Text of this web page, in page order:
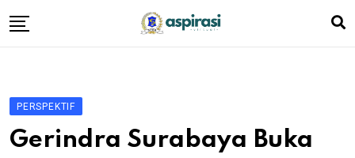
to
Berita
Komen Warga
PERSPEKTIF
Gerindra Surabaya Buka